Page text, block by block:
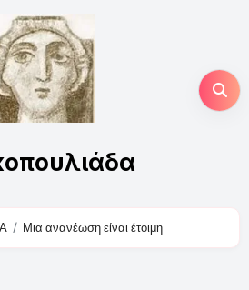
Μια ανανέωση είναι έτοιμη